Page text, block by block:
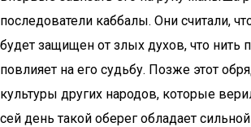
последователи каббалы. Они считали,
будет защищен от злых духов, что нить
повлияет на его судьбу. Позже этот
культуры других народов, которые
сей день такой оберег обладает